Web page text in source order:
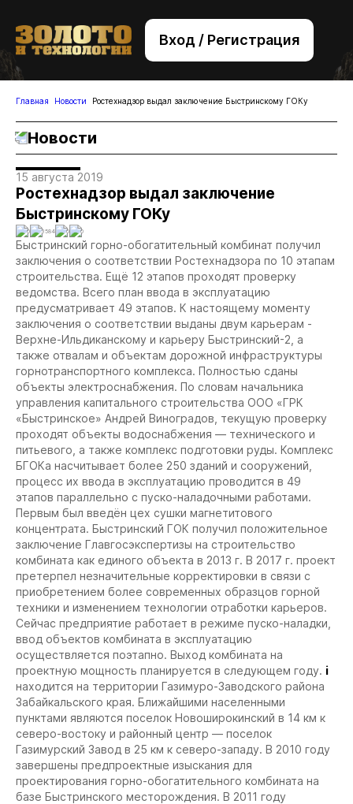
Вход / Регистрация
+7 (495) 221-76-32
bsv@zolteh.ru
Главная Новости Ростехнадзор выдал заключение Быстринскому ГОКу
Новости
15 августа 2019
Ростехнадзор выдал заключение
Быстринскому ГОКу
0 3584 0 0
Быстринский горно-обогатительный комбинат получил
заключения о соответствии Ростехнадзора по 10 этапам
строительства. Ещё 12 этапов проходят проверку
ведомства. Всего план ввода в эксплуатацию
предусматривает 49 этапов. К настоящему моменту
заключения о соответствии выданы двум карьерам -
Верхне-Ильдиканскому и карьеру Быстринский-2, а
также отвалам и объектам дорожной инфраструктуры
горнотранспортного комплекса. Полностью сданы
объекты электроснабжения. По словам начальника
управления капитального строительства ООО «ГРК
«Быстринское» Андрей Виноградов, текущую проверку
проходят объекты водоснабжения — технического и
питьевого, а также комплекс подготовки руды. Комплекс
БГОКа насчитывает более 250 зданий и сооружений,
процесс их ввода в эксплуатацию проводится в 49
этапов параллельно с пуско-наладочными работами.
Первым был введён цех сушки магнетитового
концентрата. Быстринский ГОК получил положительное
заключение Главгосэкспертизы на строительство
комбината как единого объекта в 2013 г. В 2017 г. проект
претерпел незначительные корректировки в связи с
приобретением более современных образцов горной
техники и изменением технологии отработки карьеров.
Сейчас предприятие работает в режиме пуско-наладки,
ввод объектов комбината в эксплуатацию
осуществляется поэтапно. Выход комбината на
проектную мощность планируется в следующем году. i
находится на территории Газимуро-Заводского района
Забайкальского края. Ближайшими населенными
пунктами являются поселок Новоширокинский в 14 км к
северо-востоку и районный центр — поселок
Газимурский Завод в 25 км к северо-западу. В 2010 году
завершены предпроектные изыскания для
проектирования горно-обогатительного комбината на
базе Быстринского месторождения. В 2011 году